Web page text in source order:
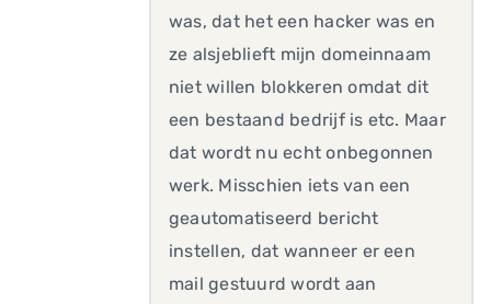
was, dat het een hacker was en
ze alsjeblieft mijn domeinnaam
niet willen blokkeren omdat dit
een bestaand bedrijf is etc. Maar
dat wordt nu echt onbegonnen
werk. Misschien iets van een
geautomatiseerd bericht
instellen, dat wanneer er een
mail gestuurd wordt aan